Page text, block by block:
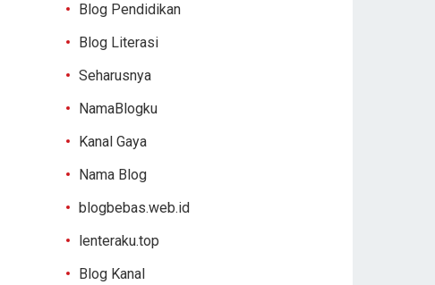
Blog Pendidikan
Blog Literasi
Seharusnya
NamaBlogku
Kanal Gaya
Nama Blog
blogbebas.web.id
lenteraku.top
Blog Kanal